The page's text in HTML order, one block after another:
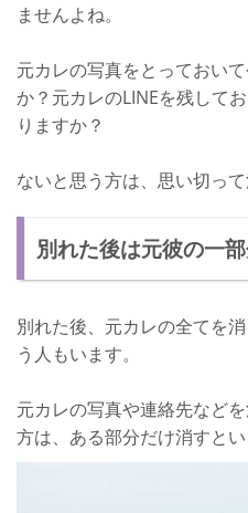
ませんよね。
元カレの写真をとっておい
か？元カレのLINEを残して
りますか？
ないと思う方は、思い切って
別れた後は元彼の一
別れた後、元カレの全てを
う人もいます。
元カレの写真や連絡先など
方は、ある部分だけ消すとい